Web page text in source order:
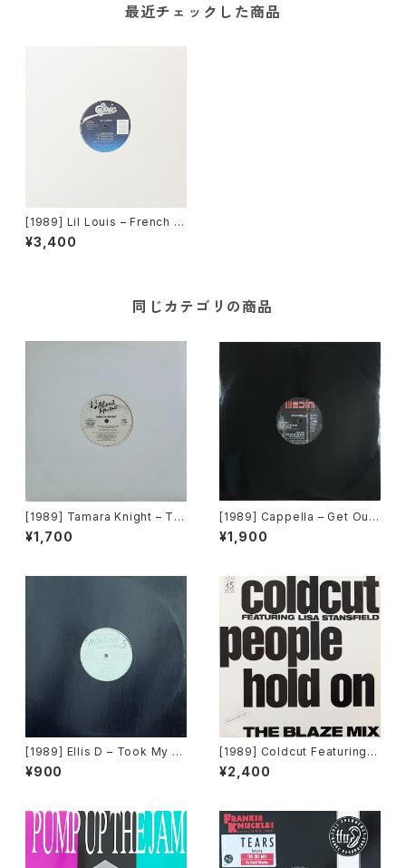
最近チェックした商品
[1989] Lil Louis – French Ki
ss [Epic]
¥3,400
同じカテゴリの商品
[1989] Tamara Knight – To
Be Real [About Music]
¥1,700
[1989] Cappella – Get Out
Of My Case [Media Recor
ds]
¥1,900
[1989] Ellis D – Took My L
ove Away [Minimal Record
s]
¥900
[1989] Coldcut Featuring L
isa Stansfield – People Ho
ld On (The Blaze Mix) [Inte
¥2,400